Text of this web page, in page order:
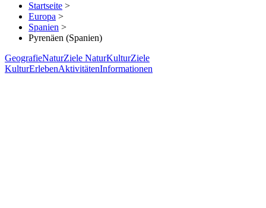
Startseite >
Europa >
Spanien >
Pyrenäen (Spanien)
GeografieNaturZiele NaturKulturZiele
KulturErlebenAktivitätenInformationen